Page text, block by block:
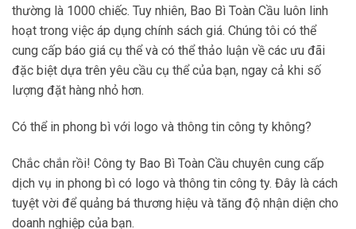
thường là 1000 chiếc. Tuy nhiên, Bao Bì Toàn Cầu luôn linh
hoạt trong việc áp dụng chính sách giá. Chúng tôi có thể
cung cấp báo giá cụ thể và có thể thảo luận về các ưu đãi
đặc biệt dựa trên yêu cầu cụ thể của bạn, ngay cả khi số
lượng đặt hàng nhỏ hơn.
Có thể in phong bì với logo và thông tin công ty không?
Chắc chắn rồi! Công ty Bao Bì Toàn Cầu chuyên cung cấp
dịch vụ in phong bì có logo và thông tin công ty. Đây là cách
tuyệt vời để quảng bá thương hiệu và tăng độ nhận diện cho
doanh nghiệp của bạn.